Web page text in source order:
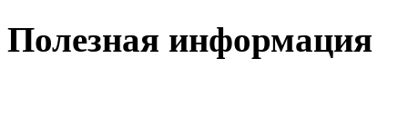
Полезная информация